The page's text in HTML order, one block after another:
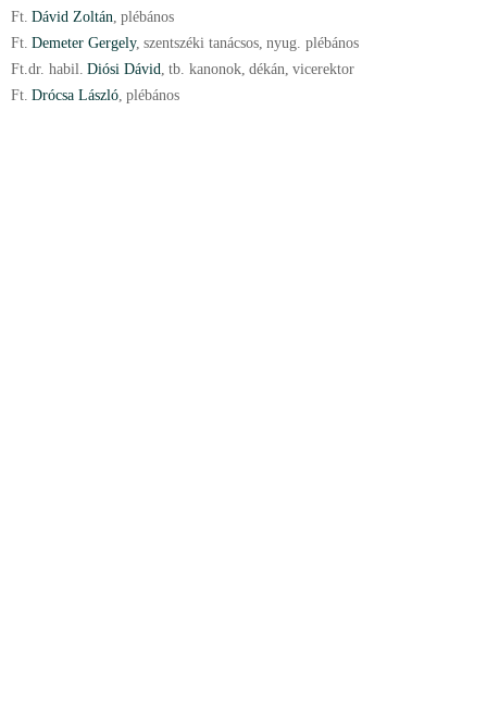
Ft. Dávid Zoltán, plébános
Ft. Demeter Gergely, szentszéki tanácsos, nyug. plébános
Ft.dr. habil. Diósi Dávid, tb. kanonok, dékán, vicerektor
Ft. Drócsa László, plébános